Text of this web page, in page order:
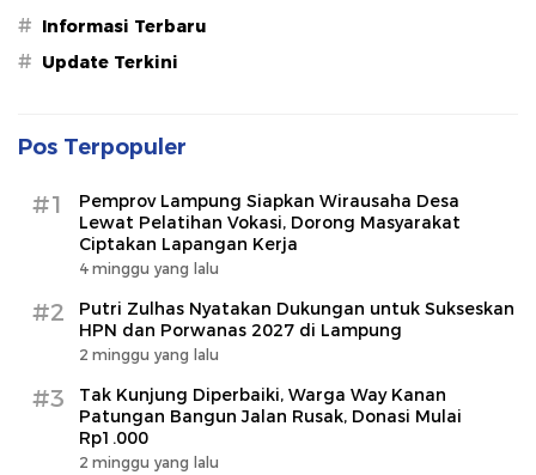
# Informasi Terbaru
# Update Terkini
Pos Terpopuler
#1
Pemprov Lampung Siapkan Wirausaha Desa
Lewat Pelatihan Vokasi, Dorong Masyarakat
Ciptakan Lapangan Kerja
4 minggu yang lalu
#2
Putri Zulhas Nyatakan Dukungan untuk Sukseskan
HPN dan Porwanas 2027 di Lampung
2 minggu yang lalu
#3
Tak Kunjung Diperbaiki, Warga Way Kanan
Patungan Bangun Jalan Rusak, Donasi Mulai
Rp1.000
2 minggu yang lalu